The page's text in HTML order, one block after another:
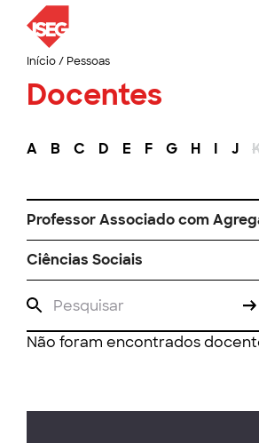
Início/ Pessoas
Docentes
A B C D E F G H I J
Professor Associado com
Ciências Sociais
Não foram encontrados